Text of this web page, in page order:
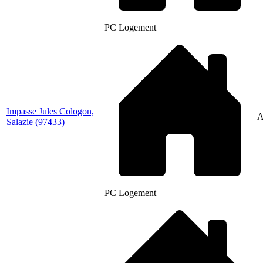
PC Logement
Impasse Jules Cologon,
Salazie (97433)
PC Logement